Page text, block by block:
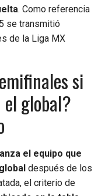
. Como referencia
se transmitió
de la Liga MX
si
el global?
el equipo que
después de los
el criterio de